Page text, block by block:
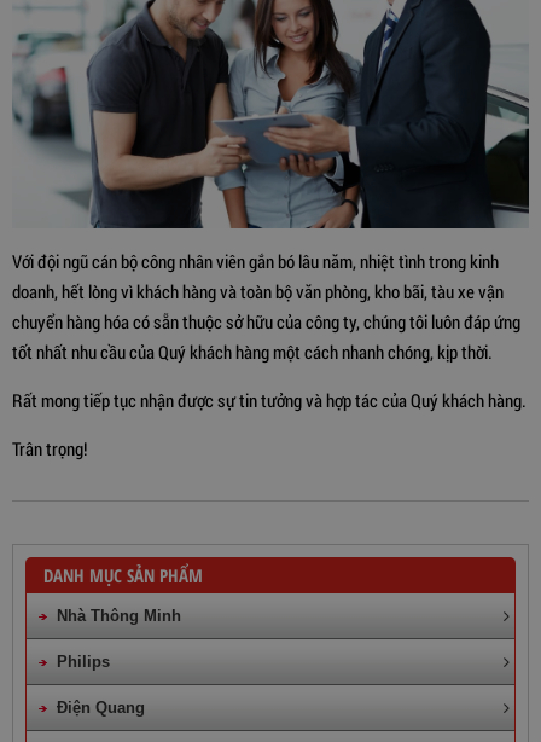
Với đội ngũ cán bộ công nhân viên gắn bó lâu năm, nhiệt tình trong kinh
doanh, hết lòng vì khách hàng và toàn bộ văn phòng, kho bãi, tàu xe vận
chuyển hàng hóa có sẵn thuộc sở hữu của công ty, chúng tôi luôn đáp ứng
tốt nhất nhu cầu của Quý khách hàng một cách nhanh chóng, kịp thời.
Rất mong tiếp tục nhận được sự tin tưởng và hợp tác của Quý khách hàng.
Trân trọng!
DANH MỤC SẢN PHẨM
Nhà Thông Minh
Philips
Điện Quang